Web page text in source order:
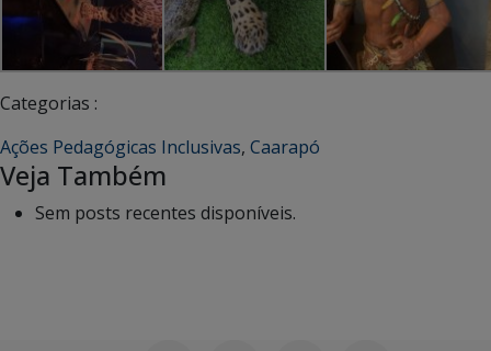
Categorias :
Ações Pedagógicas Inclusivas, Caarapó
Veja Também
Sem posts recentes disponíveis.